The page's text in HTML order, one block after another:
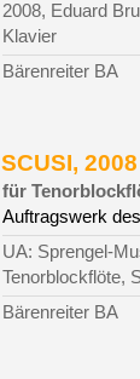
2008, Eduard
Klavier
Bärenreiter BA
SCUSI,
für
Auftragswerk
UA: Sprengel-
Tenorblockflöte,
Bärenreiter BA